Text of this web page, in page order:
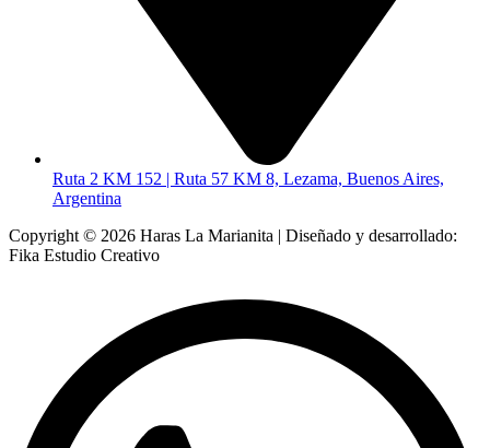
Ruta 2 KM 152 | Ruta 57 KM 8, Lezama, Buenos Aires,
Argentina
Copyright © 2026 Haras La Marianita | Diseñado y desarrollado:
Fika Estudio Creativo